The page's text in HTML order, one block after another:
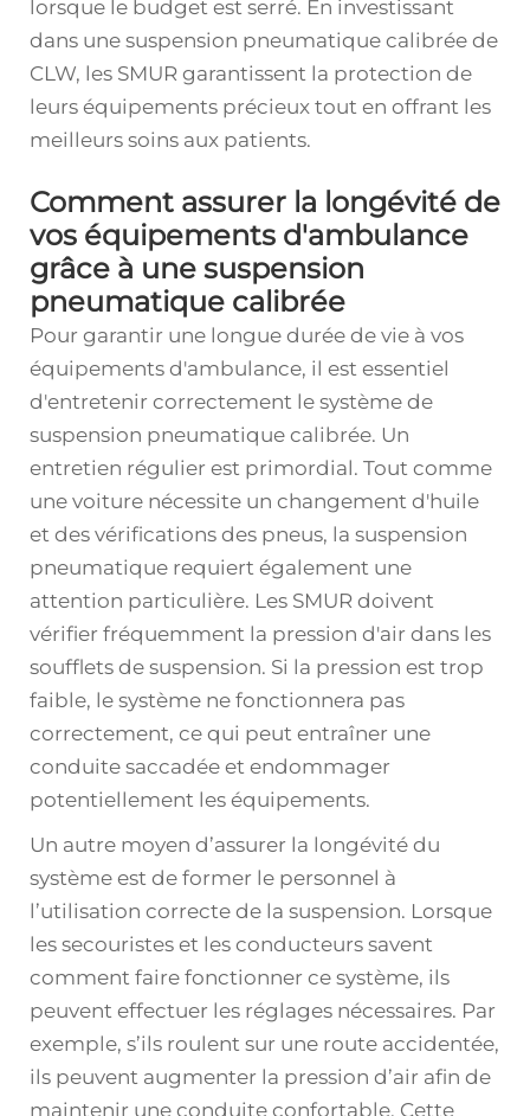
lorsque le budget est serré. En investissant
dans une suspension pneumatique calibrée de
CLW, les SMUR garantissent la protection de
leurs équipements précieux tout en offrant les
meilleurs soins aux patients.
Comment assurer la longévité de
vos équipements d'ambulance
grâce à une suspension
pneumatique calibrée
Pour garantir une longue durée de vie à vos
équipements d'ambulance, il est essentiel
d'entretenir correctement le système de
suspension pneumatique calibrée. Un
entretien régulier est primordial. Tout comme
une voiture nécessite un changement d'huile
et des vérifications des pneus, la suspension
pneumatique requiert également une
attention particulière. Les SMUR doivent
vérifier fréquemment la pression d'air dans les
soufflets de suspension. Si la pression est trop
faible, le système ne fonctionnera pas
correctement, ce qui peut entraîner une
conduite saccadée et endommager
potentiellement les équipements.
Un autre moyen d’assurer la longévité du
système est de former le personnel à
l’utilisation correcte de la suspension. Lorsque
les secouristes et les conducteurs savent
comment faire fonctionner ce système, ils
peuvent effectuer les réglages nécessaires. Par
exemple, s’ils roulent sur une route accidentée,
ils peuvent augmenter la pression d’air afin de
maintenir une conduite confortable. Cette